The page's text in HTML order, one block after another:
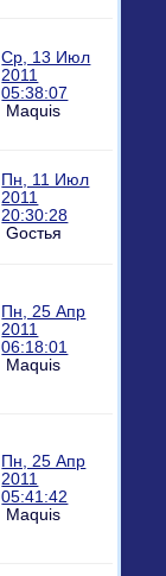
Ср, 13 Июл
2011
05:38:07
Maquis
Пн, 11 Июл
2011
20:30:28
Gостья
Пн, 25 Апр
2011
06:18:01
Maquis
Пн, 25 Апр
2011
05:41:42
Maquis